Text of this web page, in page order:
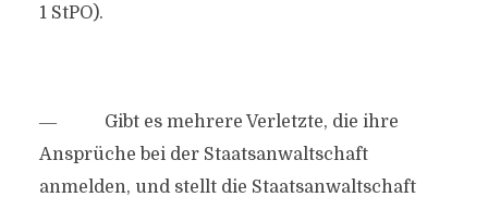
1 StPO).
― Gibt es mehrere Verletzte, die ihre
Ansprüche bei der Staatsanwaltschaft
anmelden, und stellt die Staatsanwaltschaft